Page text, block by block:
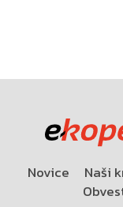
Novice Naši